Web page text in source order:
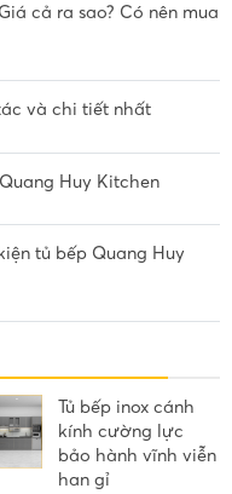
cả ra sao? Có nên mua
và chi tiết nhất
Huy Kitchen
tủ bếp Quang Huy
Tủ bếp inox cánh
kính cường lực
bảo hành vĩnh viễn
han gỉ